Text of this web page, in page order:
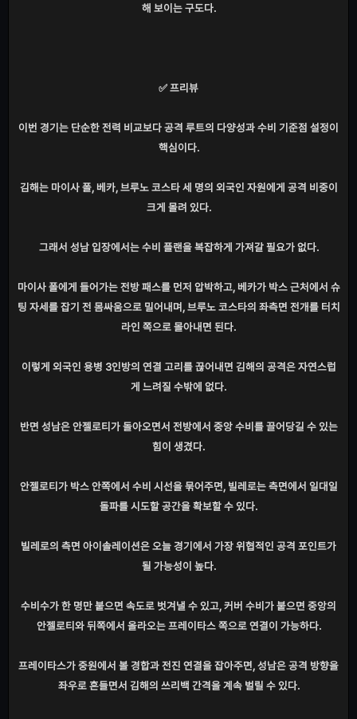
해 보이는 구도다.
✅ 프리뷰
이번 경기는 단순한 전력 비교보다 공격 루트의 다양성과 수비 기준점 설정이
핵심이다.
김해는 마이사 폴, 베카, 브루노 코스타 세 명의 외국인 자원에게 공격 비중이
크게 몰려 있다.
그래서 성남 입장에서는 수비 플랜을 복잡하게 가져갈 필요가 없다.
마이사 폴에게 들어가는 전방 패스를 먼저 압박하고, 베카가 박스 근처에서 슈
팅 자세를 잡기 전 몸싸움으로 밀어내며, 브루노 코스타의 좌측면 전개를 터치
라인 쪽으로 몰아내면 된다.
이렇게 외국인 용병 3인방의 연결 고리를 끊어내면 김해의 공격은 자연스럽
게 느려질 수밖에 없다.
반면 성남은 안젤로티가 돌아오면서 전방에서 중앙 수비를 끌어당길 수 있는
힘이 생겼다.
안젤로티가 박스 안쪽에서 수비 시선을 묶어주면, 빌레로는 측면에서 일대일
돌파를 시도할 공간을 확보할 수 있다.
빌레로의 측면 아이솔레이션은 오늘 경기에서 가장 위협적인 공격 포인트가
될 가능성이 높다.
수비수가 한 명만 붙으면 속도로 벗겨낼 수 있고, 커버 수비가 붙으면 중앙의
안젤로티와 뒤쪽에서 올라오는 프레이타스 쪽으로 연결이 가능하다.
프레이타스가 중원에서 볼 경합과 전진 연결을 잡아주면, 성남은 공격 방향을
좌우로 흔들면서 김해의 쓰리백 간격을 계속 벌릴 수 있다.